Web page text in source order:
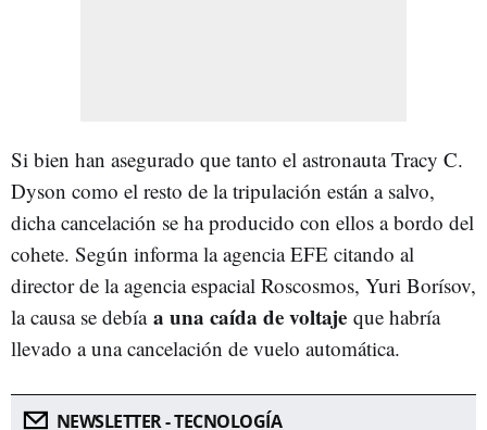
Si bien han asegurado que tanto el astronauta Tracy C.
Dyson como el resto de la tripulación están a salvo,
dicha cancelación se ha producido con ellos a bordo del
cohete. Según informa la agencia EFE citando al
director de la agencia espacial Roscosmos, Yuri Borísov,
la causa se debía a una caída de voltaje que habría
llevado a una cancelación de vuelo automática.
NEWSLETTER - TECNOLOGÍA